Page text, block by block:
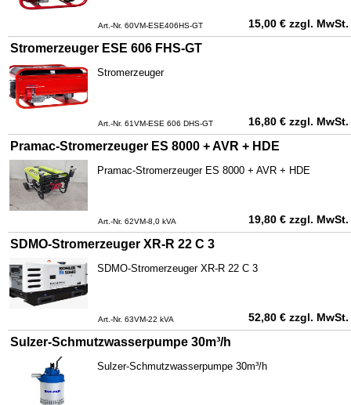
Art.-Nr. 60VM-ESE406HS-GT 15,00 € zzgl. MwSt.
Stromerzeuger ESE 606 FHS-GT
Stromerzeuger
Art.-Nr. 61VM-ESE 606 DHS-GT 16,80 € zzgl. MwSt.
Pramac-Stromerzeuger ES 8000 + AVR + HDE
Pramac-Stromerzeuger ES 8000 + AVR + HDE
Art.-Nr. 62VM-8,0 kVA 19,80 € zzgl. MwSt.
SDMO-Stromerzeuger XR-R 22 C 3
SDMO-Stromerzeuger XR-R 22 C 3
Art.-Nr. 63VM-22 kVA 52,80 € zzgl. MwSt.
Sulzer-Schmutzwasserpumpe 30m³/h
Sulzer-Schmutzwasserpumpe 30m³/h